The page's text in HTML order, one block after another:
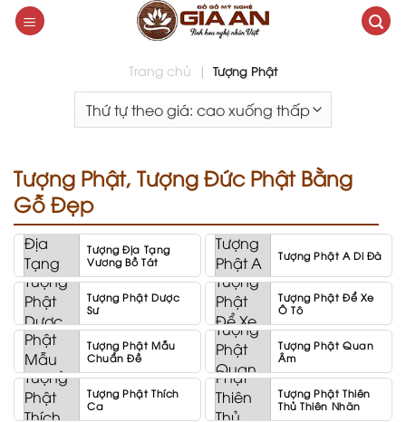
Skip
Trang chủ | Tượng Phật
Tượng Phật, Tượng Đức Phật Bằng
Gỗ Đẹp
Tượng Địa Tạng
Vương Bồ Tát
Tượng Phật A Di Đà
Tượng Phật Dược
Sư
Tượng Phật Để Xe
Ô Tô
Tượng Phật Mẫu
Chuẩn Đề
Tượng Phật Quan
Âm
Tượng Phật Thích
Ca
Tượng Phật Thiên
Thủ Thiên Nhãn